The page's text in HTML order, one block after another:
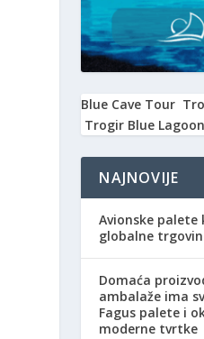
Blue Cave Tour
Trogir Blue Lagoon
NAJNOVIJE
Avionske palete
globalne
Domaća
ambalaže ima
Fagus palete i
moderne tvrtke